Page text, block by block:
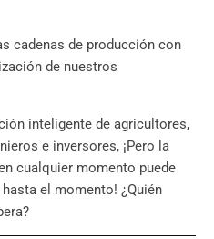
cadenas de producción con
de nuestros
inteligente de agricultores,
e inversores, ¡Pero la
cualquier momento puede
el momento! ¿Quién